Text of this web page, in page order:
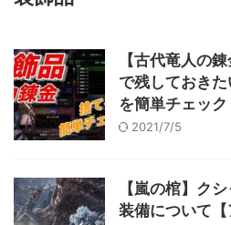
【古代竜人の
で残しておき
を簡単チェッ
2021/7/5
【嵐の棺】ク
装備について【